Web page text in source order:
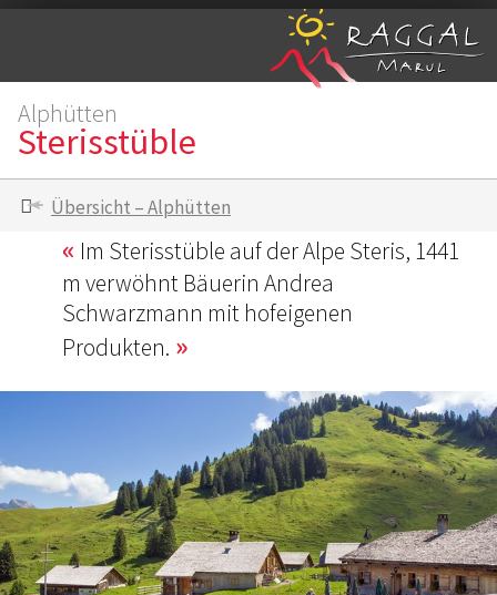
Alphütten
Sterisstüble
Übersicht – Alphütten
Im Sterisstüble auf der Alpe Steris, 1441
m verwöhnt Bäuerin Andrea
Schwarzmann mit hofeigenen
Produkten.